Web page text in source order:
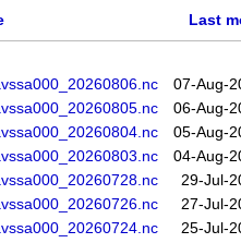
Last
07-Aug-
06-Aug-
05-Aug-
04-Aug-
29-Jul-
27-Jul-
25-Jul-